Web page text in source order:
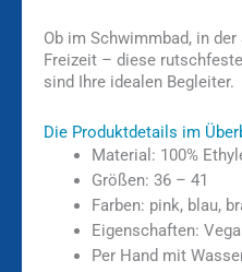
Ob im Schwimmbad, in
Freizeit – diese
sind Ihre idealen Begleiter.
Die Produktdetails im
Material: 100%
Größen: 36 – 41
Farben: pink, blau,
Eigenschaften:
Per Hand mit